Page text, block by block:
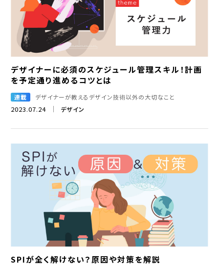
デザイナーに必須のスケジュール管理スキル！計画
を予定通り進めるコツとは
2023.07.24 デザイン
連載 デザイナーが教えるデザイン技術以外の大切なこと
SPIが全く解けない？原因や対策を解説